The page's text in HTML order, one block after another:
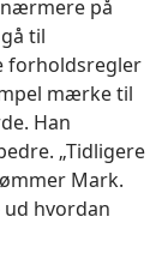
på
til
forholdsregler
mærke til
Han
„Tidligere
Mark.
hvordan